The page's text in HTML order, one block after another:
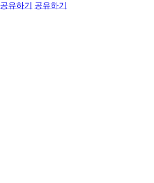
공유하기 공유하기